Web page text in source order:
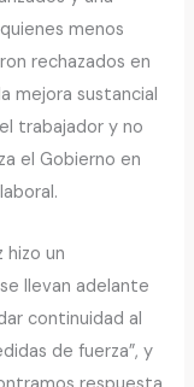
menos
rechazados en
mejora sustancial
trabajador y no
el Gobierno en
hizo un
llevan adelante
continuidad al
de fuerza”, y